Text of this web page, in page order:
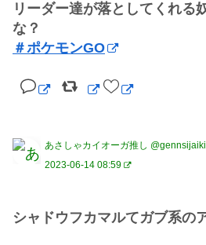
リーダー達が落としてくれる
＃ポケモンGO
あさしゃカイオーガ推し @gennsijaiki
2023-06-14 08:59
シャドウフカマルてガブ系の